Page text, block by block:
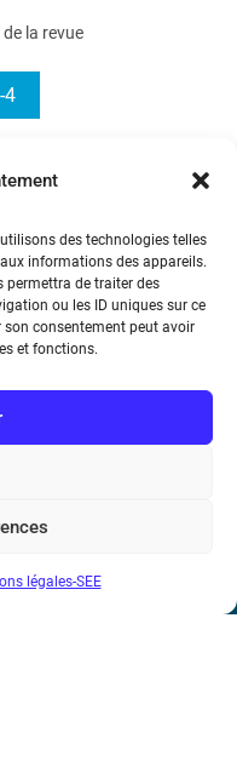
des technologies telles
informations des appareils.
permettra de traiter des
ou les ID uniques sur ce
son consentement peut avoir
et fonctions.
légales-SEE
la revue
4
et des Technologies
» Ligne 9